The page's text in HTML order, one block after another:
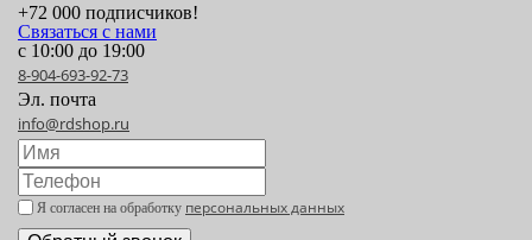
+72 000 подписчиков!
Связаться с нами
с 10:00 до 19:00
8-904-693-92-73
Эл. почта
info@rdshop.ru
Я согласен на обработку персональных данных